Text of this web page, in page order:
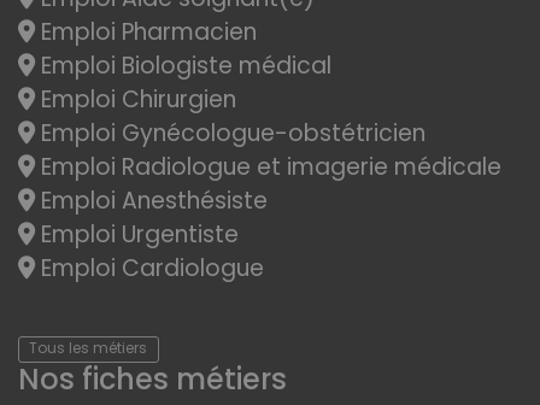
Emploi Pharmacien
Emploi Biologiste médical
Emploi Chirurgien
Emploi Gynécologue-obstétricien
Emploi Radiologue et imagerie médicale
Emploi Anesthésiste
Emploi Urgentiste
Emploi Cardiologue
Tous les métiers
Nos fiches métiers